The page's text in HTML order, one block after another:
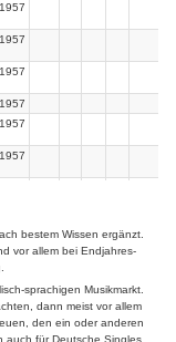
1957
1957
1957
1957
1957
1957
1957
1957
1957
bestem Wissen ergänzt.
vor allem bei Endjahres-
sprachigen Musikmarkt.
dann meist vor allem
den ein oder anderen